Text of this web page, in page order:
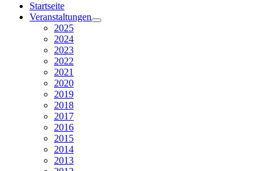
Startseite
Veranstaltungen
2025
2024
2023
2022
2021
2020
2019
2018
2017
2016
2015
2014
2013